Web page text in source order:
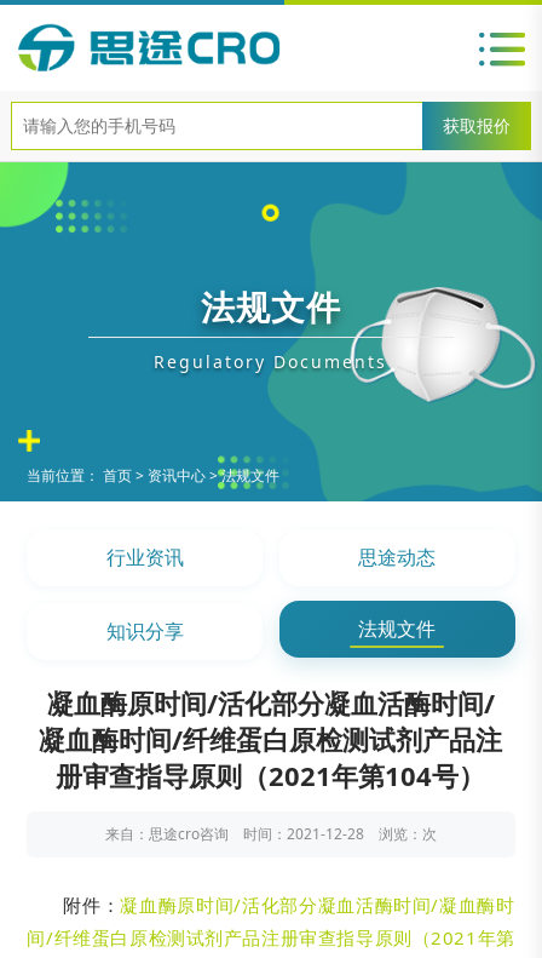
法规文件
Regulatory Documents
当前位置：首页> 资讯中心>法规文件
行业资讯 思途动态
知识分享 法规文件
凝血酶原时间/活化部分凝血活酶时间/
凝血酶时间/纤维蛋白原检测试剂产品注
册审查指导原则（2021年第104号）
来自：思途cro咨询 时间：2021-12-28 浏览： 次
附件：凝血酶原时间/活化部分凝血活酶时间/凝血酶时
间/纤维蛋白原检测试剂产品注册审查指导原则（2021年第